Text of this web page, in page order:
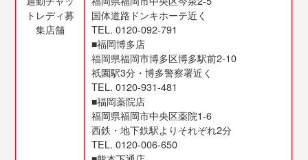
トレディ募
集店舗
国体道路ドンキホーテ近く
TEL. 0120-092-791
■福岡博多店
福岡県福岡市博多区博多駅前2-10
祇園駅3分・博多警察署近く
TEL. 0120-931-481
■福岡薬院店
福岡県福岡市中央区薬院1-6
西鉄・地下鉄駅よりそれぞれ2分
TEL. 0120-006-650